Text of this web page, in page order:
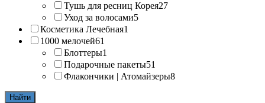
Тушь для ресниц Корея27
Уход за волосами5
Косметика Лечебная1
1000 мелочей61
Блоттеры1
Подарочные пакеты51
Флакончики | Атомайзеры8
Найти